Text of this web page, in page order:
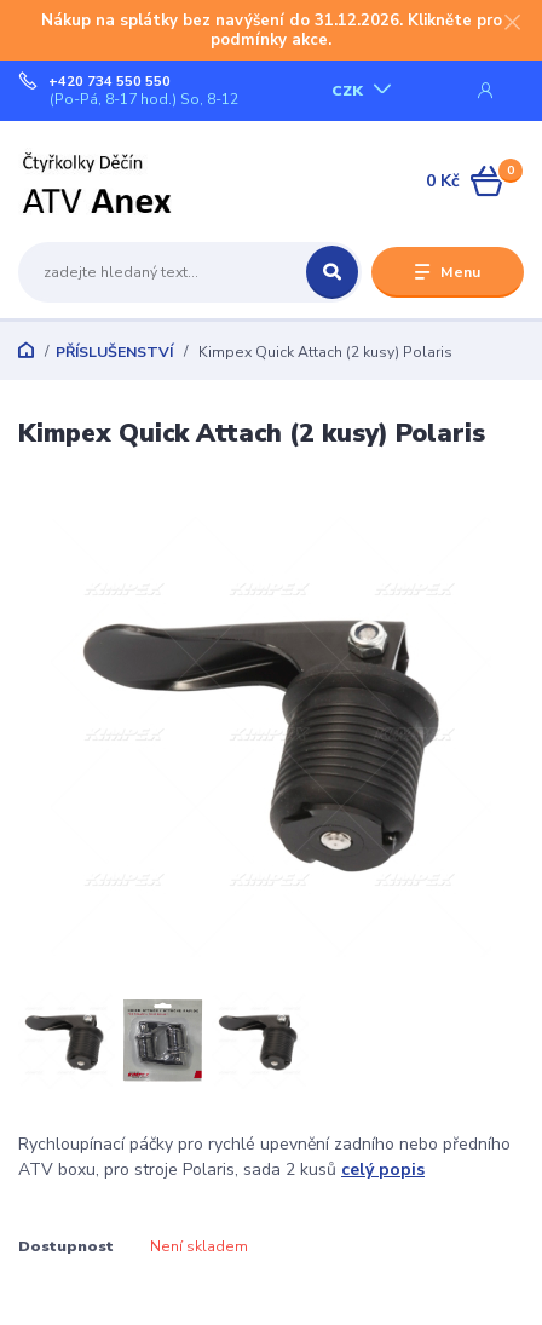
Nákup na splátky bez navýšení do 31.12.2026. Klikněte pro
podmínky akce.
Menu
CZK
+420 734 550 550
(Po-Pá, 8-17 hod.) So, 8-12
0
0 Kč
PŘÍSLUŠENSTVÍ Kimpex Quick Attach (2 kusy) Polaris
Kimpex Quick Attach (2 kusy) Polaris
Rychloupínací páčky pro rychlé upevnění zadního nebo předního
ATV boxu, pro stroje Polaris, sada 2 kusů celý popis
Dostupnost Není skladem